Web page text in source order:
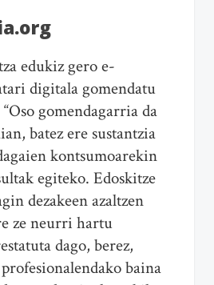
edukiz gero e-
digitala gomendatu
gomendagarria da
batez ere sustantzia
kontsumoarekin
egiteko. Edoskitze
dezakeen azaltzen
ze neurri hartu
dago, berez,
baina